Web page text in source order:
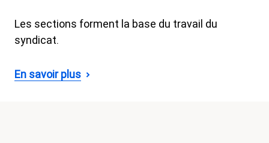
Les sections forment la base du travail du
syndicat.
En savoir plus